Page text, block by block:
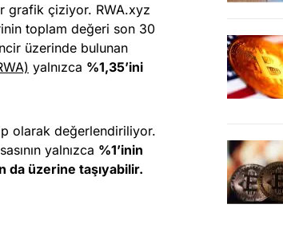
grafik çiziyor. RWA.xyz
toplam değeri son 30
üzerinde bulunan
yalnızca %1,35’ini
olarak değerlendiriliyor.
yalnızca %1’inin
da üzerine taşıyabilir.